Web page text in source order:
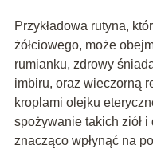
Przykładowa rutyna,
żółciowego, może
rumianku, zdrowy
imbiru, oraz wieczorną
kroplami olejku
spożywanie takich ziół
znacząco wpłynąć na